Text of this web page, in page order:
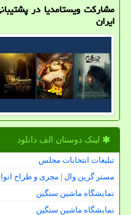
مشارکت ویستامدیا در
ایران
لینک دوستان الف دانلود
تبلیغات انتخابات مجلس
مستر گرین وال | مجری و طراح
نمایشگاه ماشین سنگین
نمایشگاه ماشین سنگین